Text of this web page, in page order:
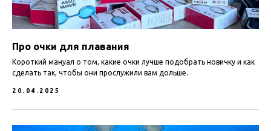
Про очки для плавания
Короткий мануал о том, какие очки лучше подобрать новичку и как
сделать так, чтобы они прослужили вам дольше.
20.04.2025